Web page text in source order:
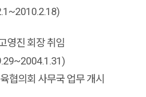
영진 회장 취임
협의회 사무국 업무 개시